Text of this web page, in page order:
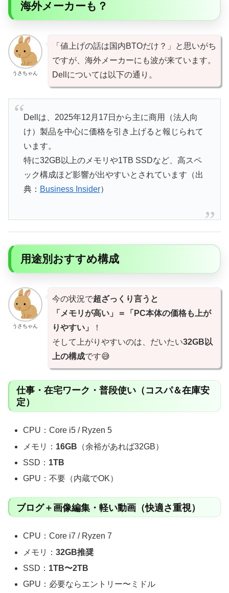
海外メーカーも？
うさちゃん
「値上げの話は国内BTOだけ？」と思いがち
ですが、海外メーカーにも波が来ています。
Dellについては以下の通り。
Dellは、2025年12月17日から主に商用（法人向
け）製品を中心に価格を引き上げると報じられて
います。
特に32GB以上のメモリや1TB SSDなど、高スペ
ック構成ほど影響が出やすいとされています（出
典： Business Insider）
用途別おすすめ構成
うさちゃん
今の状況で超ざっくり言うと
「メモリが高い」＝「PC本体の価格も上が
りやすい」
！
そして上がりやすいのは、だいたい32GB以
上の構成です😅
仕事・在宅ワーク・普段使い（コスパ＆在庫安
定）
CPU：Core i5 / Ryzen 5
メモリ： 16GB （余裕があれば32GB）
SSD： 1TB
GPU：不要（内蔵でOK）
ブログ＋画像編集・軽い動画（快適さ重視）
CPU：Core i7 / Ryzen 7
メモリ：32GB推奨
SSD： 1TB〜2TB
GPU：必要ならエントリー〜ミドル